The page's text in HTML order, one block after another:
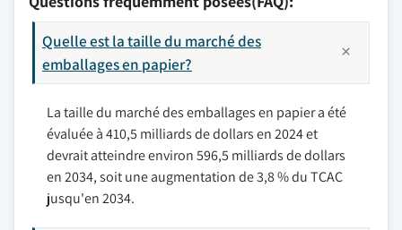
Quelle est la taille du marché des
emballages en papier?
La taille du marché des emballages en papier a été
évaluée à 410,5 milliards de dollars en 2024 et
devrait atteindre environ 596,5 milliards de dollars
en 2034, soit une augmentation de 3,8 % du TCAC
jusqu'en 2034.